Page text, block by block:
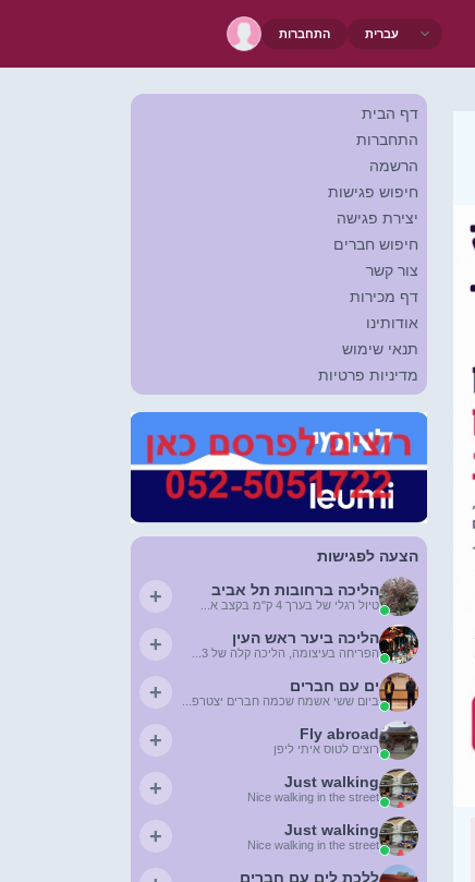
התחברות
דף הבית
התחברות
הרשמה
חיפוש פגישות
יצירת פגישה
חיפוש חברים
צור קשר
דף מכירות
אודותינו
תנאי שימוש
מדיניות פרטיות
הצעה לפגישות
הליכה ברחובות תל אביב
טיול רגלי של בערך 4 ק"מ בקצב א... +
הליכה ביער ראש העין
הפריחה בעיצומה, הליכה קלה של 3... +
ים עם חברים
ביום ששי אשמח שכמה חברים יצטרפ... +
Fly abroad
רוצים לטוס איתי ליפן +
Just walking
Nice walking in the street
+
Just walking
Nice walking in the street
+
ללכת לים עם חברים